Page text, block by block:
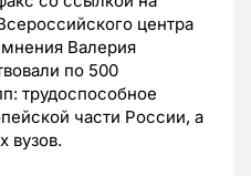
центра
Валерия
по 500
трудоспособное
части России, а
вузов.